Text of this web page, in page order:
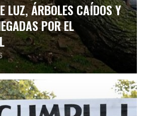
LUZ, ÁRBOLES CAÍDOS Y
POR EL